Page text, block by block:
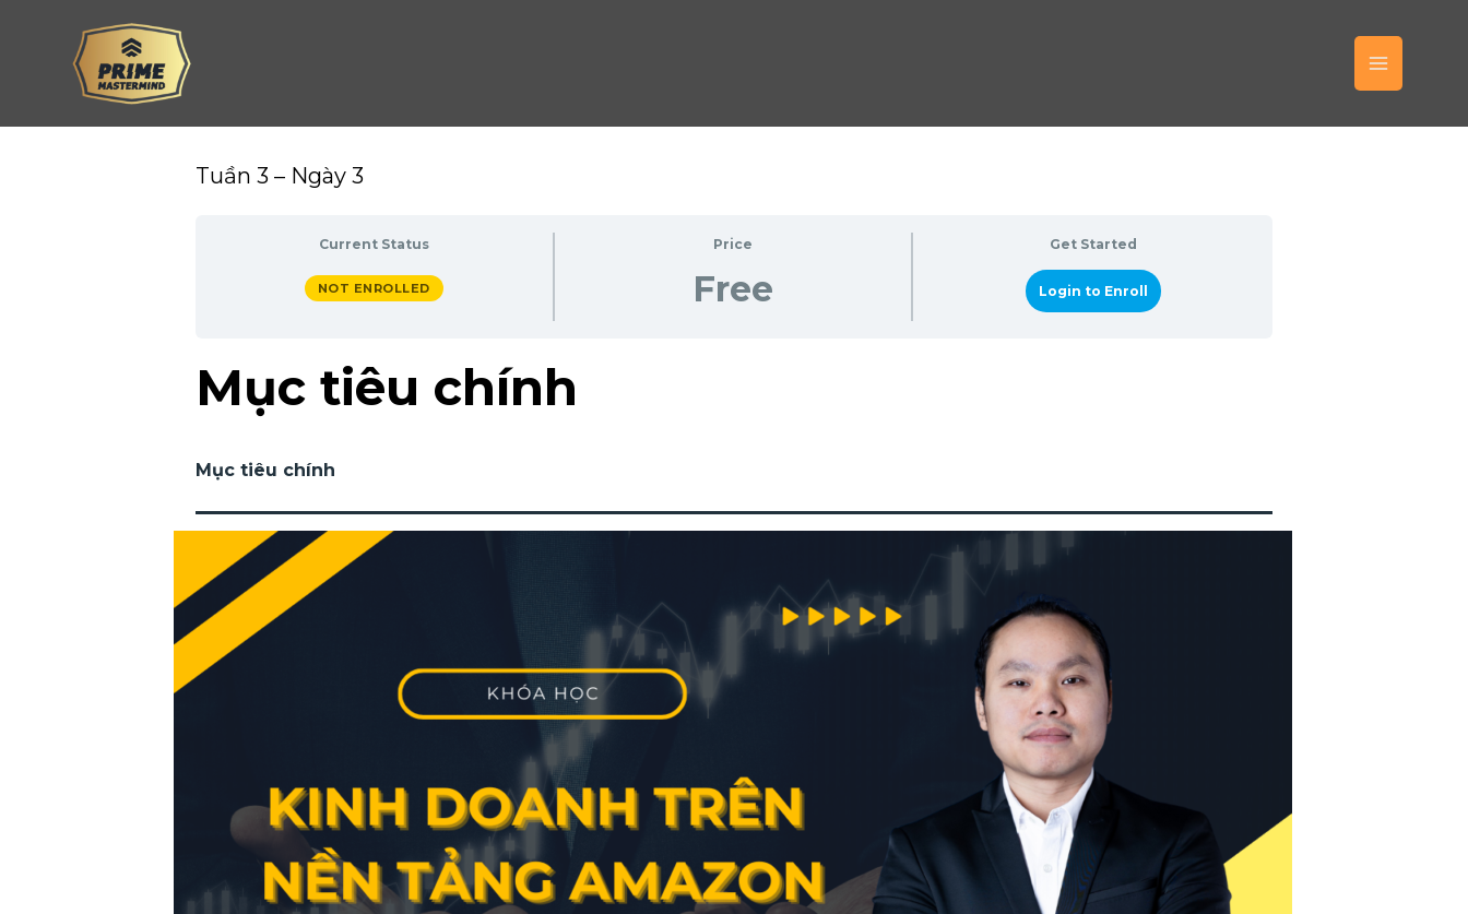
MENU
Tuần 3 – Ngày 3
Current Status
NOT ENROLLED
Price
Free
Get Started
Login to Enroll
Mục tiêu chính
Mục tiêu chính